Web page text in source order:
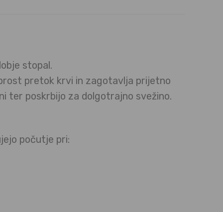
stopal.
pretok krvi in zagotavlja prijetno
ter poskrbijo za dolgotrajno svežino.
počutje pri: